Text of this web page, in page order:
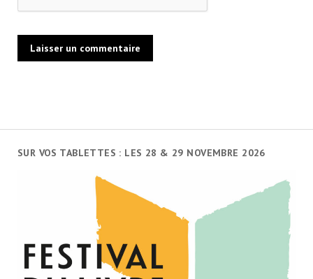
SUR VOS TABLETTES : LES 28 & 29 NOVEMBRE 2026